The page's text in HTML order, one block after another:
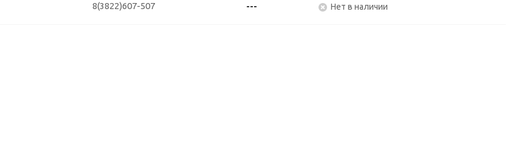
8(3822)607-507 --- Нет в наличии